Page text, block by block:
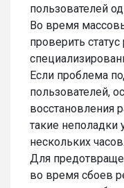
пользователей
Во время
проверить
Если проблема
пользователей,
восстановления
такие неполадки
нескольких часов.
Для
во время сбоев